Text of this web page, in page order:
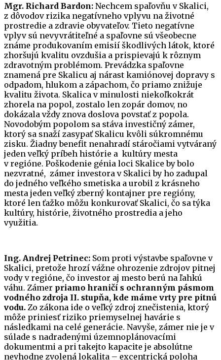
Mgr. Richard Bardon: Nechcem spaľovňu v Skalici,
z dôvodov rizika negatívneho vplyvu na životné
prostredie a zdravie obyvateľov. Tieto negatívne
vplyv sú nevyvrátiteľné a spaľovne sú všeobecne
známe produkovaním emisií škodlivých látok, ktoré
zhoršujú kvalitu ovzdušia a prispievajú k rôznym
zdravotným problémom. Prevádzka spaľovne
znamená pre Skalicu aj nárast kamiónovej dopravy s
odpadom, hlukom a zápachom, čo priamo znižuje
kvalitu života. Skalica v minulosti niekoľkokrát
zhorela na popol, zostalo len zopár domov, no
dokázala vždy znova doslova povstať z popola.
Novodobým popolom sa stáva investičný zámer,
ktorý sa snaží zasypať Skalicu kvôli súkromnému
zisku. Žiadny benefit nenahradí stáročiami vytváraný
jeden veľký príbeh histórie a kultúry mesta
v regióne. Poškodenie génia loci Skalice by bolo
nezvratné, zámer investora v Skalici by ho zadupal
do jedného veľkého smetiska a urobil z krásneho
mesta jeden veľký zberný kontajner pre regióny,
ktoré len ťažko môžu konkurovať Skalici, čo sa týka
kultúry, histórie, životného prostredia a jeho
využitia.
Ing. Andrej Petrinec: Som proti výstavbe spaľovne v
Skalici, pretože hrozí vážne ohrozenie zdrojov pitnej
vody v regióne, čo investor aj mesto berú na ľahkú
váhu. Zámer priamo hraničí s ochranným pásmom
vodného zdroja II. stupňa, kde máme vrty pre pitnú
vodu. Zo zákona ide o veľký zdroj znečistenia, ktorý
môže priniesť riziko priemyselnej havárie s
následkami na celé generácie. Navyše, zámer nie je v
súlade s nadradenými územnoplánovacími
dokumentmi a pri takejto kapacite je absolútne
nevhodne zvolená lokalita – excentrická poloha